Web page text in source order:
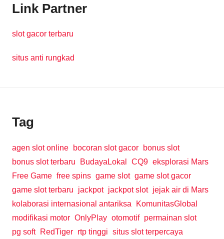
Link Partner
slot gacor terbaru
situs anti rungkad
Tag
agen slot online bocoran slot gacor
bonus slot
bonus slot terbaru
BudayaLokal CQ9 eksplorasi Mars
Free Game free spins game slot game slot gacor
game slot terbaru
jackpot jackpot slot jejak air di Mars
kolaborasi internasional antariksa
KomunitasGlobal
modifikasi motor OnlyPlay otomotif permainan slot
pg soft
RedTiger rtp tinggi situs slot terpercaya